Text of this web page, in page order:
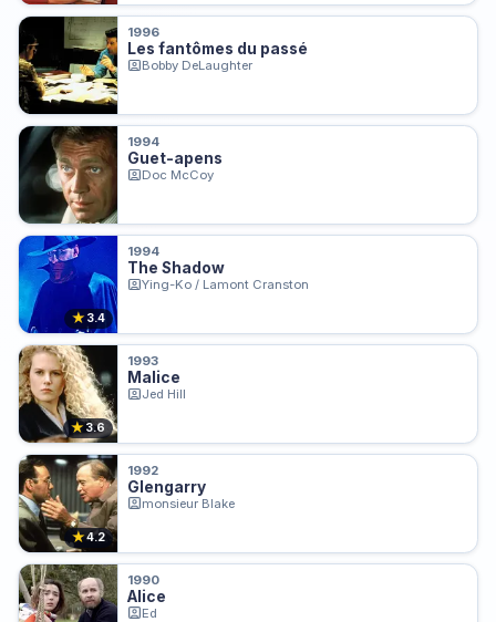
1996
Les fantômes du passé
Bobby DeLaughter
1994
Guet-apens
Doc McCoy
★ 3.4
1994
The Shadow
Ying-Ko / Lamont Cranston
★3.6
1993
Malice
Jed Hill
★4.2
1992
Glengarry
monsieur Blake
1990
Alice
Ed